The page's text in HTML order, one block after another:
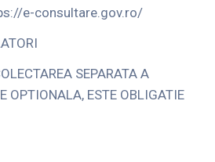
e-consultare.gov.ro/
SEPARATA A
OPTIONALA, ESTE OBLIGATIE